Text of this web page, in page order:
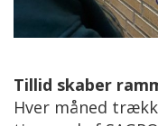
Tillid skaber
Hver måned